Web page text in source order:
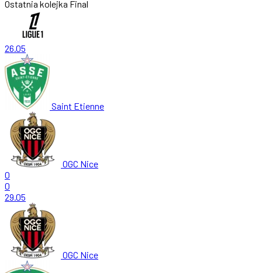
Ostatnia kolejka Final
26.05
Saint Etienne
OGC Nice
0
0
29.05
OGC Nice